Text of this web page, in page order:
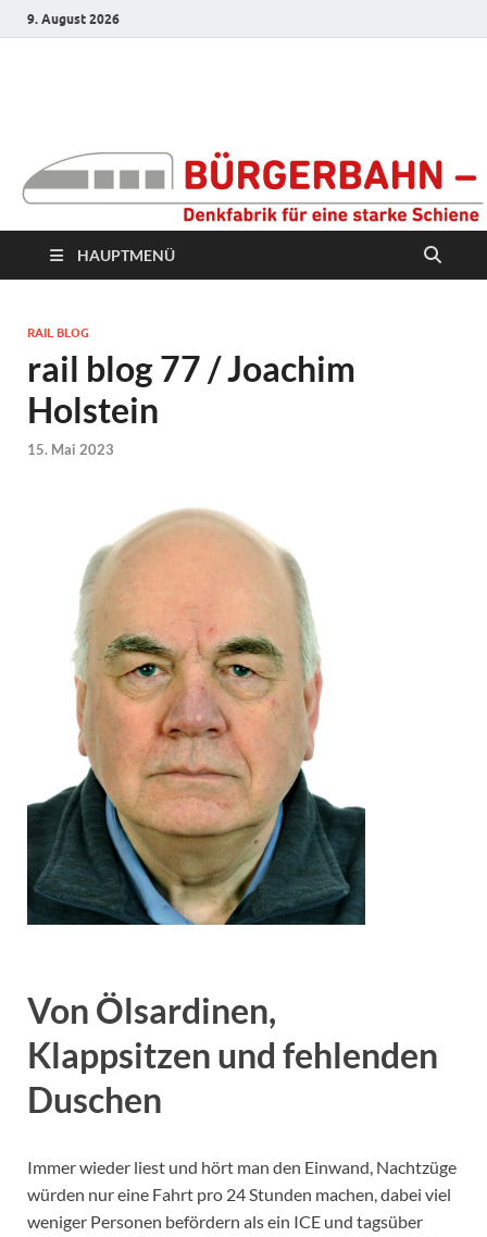
9. August 2026
Denkfabrik für eine
starke Schiene
HAUPTMENÜ
RAIL BLOG
rail blog 77 / Joachim
Holstein
15. Mai 2023
Von Ölsardinen,
Klappsitzen und fehlenden
Duschen
Immer wieder liest und hört man den Einwand, Nachtzüge
würden nur eine Fahrt pro 24 Stunden machen, dabei viel
weniger Personen befördern als ein ICE und tagsüber